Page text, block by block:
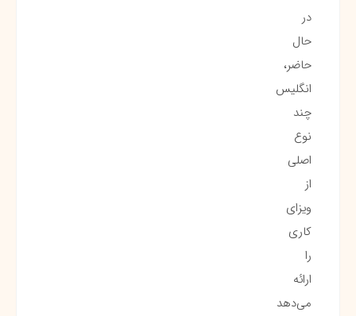
در
حال
حاضر،
انگلیس
چند
نوع
اصلی
از
ویزای
کاری
را
ارائه
می‌دهد